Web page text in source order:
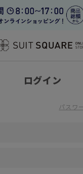
ログイン
パスワ